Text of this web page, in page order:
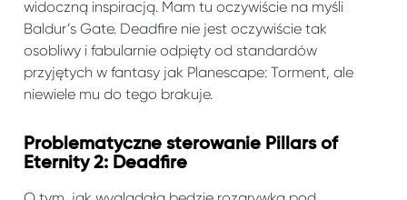
widoczną inspiracją. Mam tu oczywiście na myśli
Baldur’s Gate. Deadfire nie jest oczywiście tak
osobliwy i fabularnie odpięty od standardów
przyjętych w fantasy jak Planescape: Torment, ale
niewiele mu do tego brakuje.
Problematyczne sterowanie Pillars of
Eternity 2: Deadfire